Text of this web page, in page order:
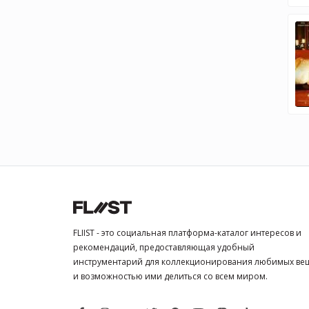
FLIIST - это социальная платформа-каталог интересов и
рекомендаций, предоставляющая удобный
инструментарий для коллекционирования любимых
и возможностью ими делиться со всем миром.